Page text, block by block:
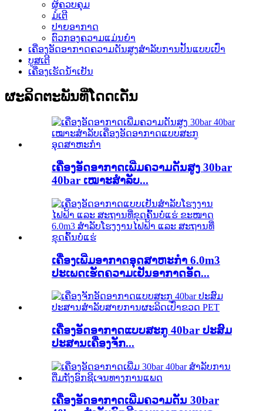
ຜູ້ຄວບຄຸມ
ມໍເຕີ
ປາຍອາກາດ
ຕົວກອງຄວາມແມ່ນຍໍາ
ເຄື່ອງອັດອາກາດຄວາມດັນສູງສຳລັບການປັ້ນແບບເປົ່າ
ບູສເຕີ
ເຄື່ອງເຮັດນ້ຳເຢັນ
ຜະລິດຕະພັນທີ່ໂດດເດັ່ນ
ເຄື່ອງອັດອາກາດເພີ່ມຄວາມດັນສູງ 30bar
40bar ເໝາະສຳລັບ...
ເຄື່ອງເພີ່ມອາກາດອຸດສາຫະກຳ 6.0m3
ປະເພດເຮັດຄວາມເຢັນອາກາດອັດ...
ເຄື່ອງອັດອາກາດແບບສະກູ 40bar ປະສົມ
ປະສານເຄື່ອງຈັກ...
ເຄື່ອງອັດອາກາດເພີ່ມຄວາມດັນ 30bar